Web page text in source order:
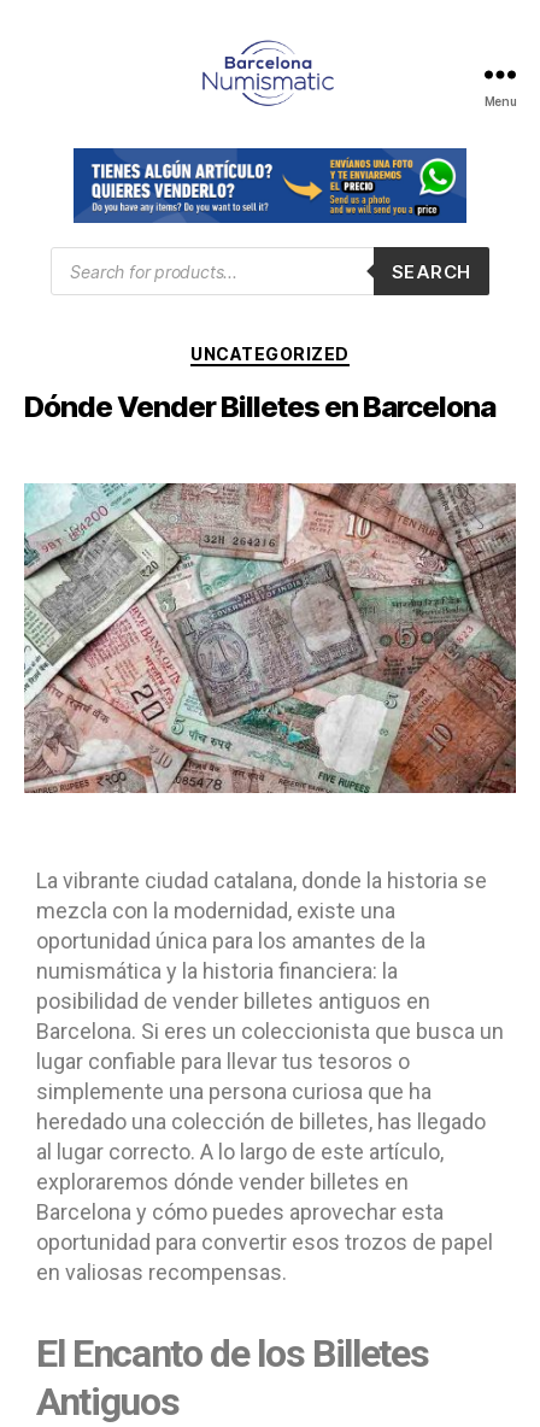
Menu
SEARCH
UNCATEGORIZED
Dónde Vender Billetes en Barcelona
La vibrante ciudad catalana, donde la historia se
mezcla con la modernidad, existe una
oportunidad única para los amantes de la
numismática y la historia financiera: la
posibilidad de vender billetes antiguos en
Barcelona. Si eres un coleccionista que busca un
lugar confiable para llevar tus tesoros o
simplemente una persona curiosa que ha
heredado una colección de billetes, has llegado
al lugar correcto. A lo largo de este artículo,
exploraremos dónde vender billetes en
Barcelona y cómo puedes aprovechar esta
oportunidad para convertir esos trozos de papel
en valiosas recompensas.
El Encanto de los Billetes
Antiguos